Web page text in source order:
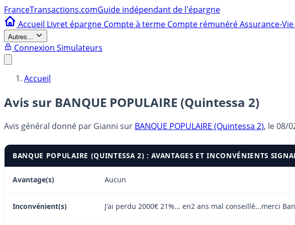
FranceTransactions.comGuide indépendant de l'épargne
Accueil Livret épargne Compte à terme Compte rémunéréAssurance-Vie
Autres...
Connexion Simulateurs
Accueil
Avis sur BANQUE POPULAIRE (Quintessa 2)
Avis général donné par Gianni sur BANQUE POPULAIRE (Quintessa 2), le08/
BANQUE POPULAIRE (QUINTESSA 2) : AVANTAGES ET INCONVÉNIENTS
Avantage(s) Aucun
Inconvénient(s) J'ai perdu 2000€ 21%... en2 ans mal conseillé...merci